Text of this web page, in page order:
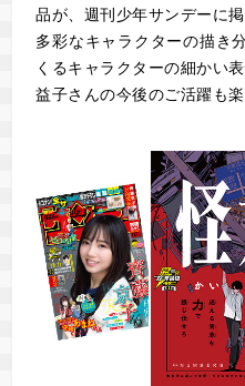
品が、週刊少年サンデーに掲
多彩なキャラクターの描き
くるキャラクターの細かい
益子さんの今後のご活躍も